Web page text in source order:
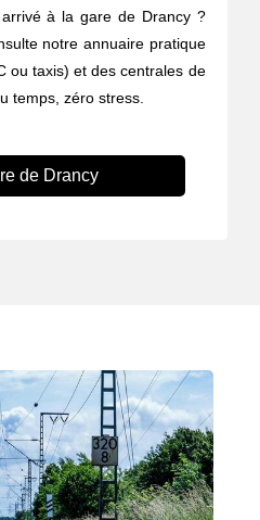
à la gare de Drancy ?
notre annuaire pratique
ou taxis) et des centrales de
temps, zéro stress.
de Drancy